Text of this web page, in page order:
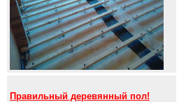
Правильный деревянный пол!